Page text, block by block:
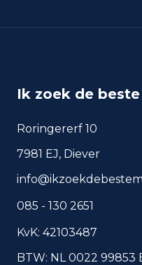
sep 2024
veiligheidstrends in de
Amsterdam.
Veelgestelde
wonen in
Korte antwoorden
vergelijking van
Ik zoek de
Roringererf 10
7981 EJ, Diever
085 - 130 2651
KvK: 42103487
BTW: NL 0022 99853